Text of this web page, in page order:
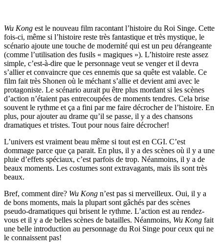
Wu Kong est le nouveau film racontant l’histoire du Roi Singe. Cette
fois-ci, même si l’histoire reste très fantastique et très mystique, le
scénario ajoute une touche de modernité qui est un peu dérangeante
(comme l’utilisation des fusils « magiques »). L’histoire reste assez
simple, c’est-à-dire que le personnage veut se venger et il devra
s’allier et convaincre que ces ennemis que sa quête est valable. Ce
film fait très Shonen où le méchant s’allie et devient ami avec le
protagoniste. Le scénario aurait pu être plus mordant si les scènes
d’action n’étaient pas entrecoupées de moments tendres. Cela brise
souvent le rythme et ça a fini par me faire décrocher de l’histoire. En
plus, pour ajouter au drame qu’il se passe, il y a des chansons
dramatiques et tristes. Tout pour nous faire décrocher!
L’univers est vraiment beau même si tout est en CGI. C’est
dommage parce que ça parait. En plus, il y a des scènes où il y a une
pluie d’effets spéciaux, c’est parfois de trop. Néanmoins, il y a de
beaux moments. Les costumes sont extravagants, mais ils sont très
beaux.
Bref, comment dire? Wu Kong n’est pas si merveilleux. Oui, il y a
de bons moments, mais la plupart sont gâchés par des scènes
pseudo-dramatiques qui brisent le rythme. L’action est au rendez-
vous et il y a de belles scènes de batailles. Néanmoins, Wu Kong fait
une belle introduction au personnage du Roi Singe pour ceux qui ne
le connaissent pas!